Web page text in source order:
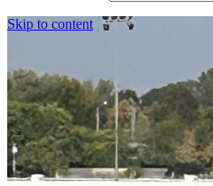
Skip to content